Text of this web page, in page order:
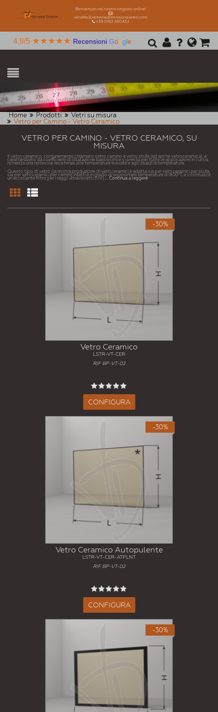
Benvenuto nel nostro negozio online!
vendite@vetreriadimensionevetro.com
+39 0163 560432
4,9/5 ★★★★★ Recensioni Google
Home Prodotti
Vetri su misura
Vetro per Camino - Vetro Ceramico
VETRO PER CAMINO - VETRO CERAMICO, SU
MISURA
Il vetro ceramico, comunemente chiamato vetro camino e vetro stufa (ed anche vetroceramica), è
caratterizzato da coefficienti di dilatazione bassissimi e si presta per tutte le applicazioni in cui sia
richiesta una notevole resistenza alle temperature elevate e agli sbalzi di temperatura.
Questo tipo di vetro (la nostra produzione di vetri ceramici è adatta sia per vetri ceramici per stufa,
sia per vetri ceramici per camini) infatti è in grado di sopportare temperature di 800°C e costituisce
un eccellente filtro per i raggi ultravioletti (UV). ... Continua a leggere
-30%
Vetro Ceramico
LSTR-VT-CER
RIF BP-VT-02
CONFIGURA
-30%
Vetro Ceramico Autopulente
LSTR-VT-CER-ATPLNT
RIF BP-VT-02
CONFIGURA
-30%